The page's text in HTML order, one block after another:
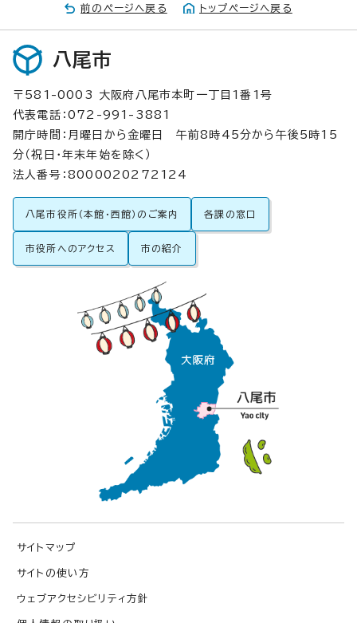
前のページへ戻る トップページへ戻る
八尾市
〒581-0003 大阪府八尾市本町一丁目1番1号
代表電話：072-991-3881
開庁時間：月曜日から金曜日 午前8時45分から午後5時15
分（祝日・年末年始を除く）
法人番号：8000020272124
八尾市役所（本館・西館）のご案内 各課の窓口
市役所へのアクセス 市の紹介
サイトマップ
サイトの使い方
ウェブアクセシビリティ方針